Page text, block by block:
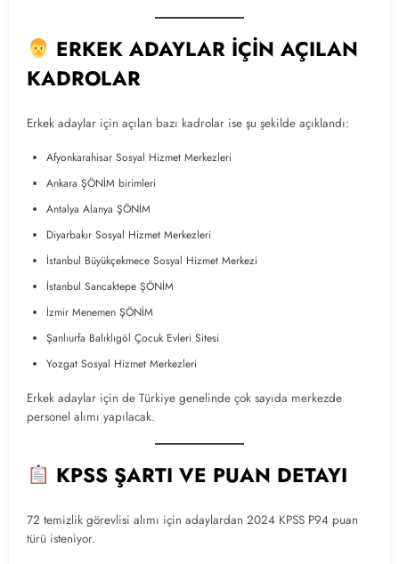
ERKEK ADAYLAR İÇİN AÇILAN
KADROLAR
Erkek adaylar için açılan bazı kadrolar ise şu şekilde açıklandı:
Afyonkarahisar Sosyal Hizmet Merkezleri
Ankara ŞÖNİM birimleri
Antalya Alanya ŞÖNİM
Diyarbakır Sosyal Hizmet Merkezleri
İstanbul Büyükçekmece Sosyal Hizmet Merkezi
İstanbul Sancaktepe ŞÖNİM
İzmir Menemen ŞÖNİM
Şanlıurfa Balıklıgöl Çocuk Evleri Sitesi
Yozgat Sosyal Hizmet Merkezleri
Erkek adaylar için de Türkiye genelinde çok sayıda merkezde
personel alımı yapılacak.
KPSS ŞARTI VE PUAN DETAYI
72 temizlik görevlisi alımı için adaylardan 2024 KPSS P94 puan
türü isteniyor.